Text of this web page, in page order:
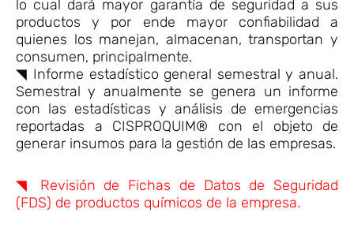
lo cual dará mayor garantía de seguridad a sus
productos y por ende mayor confiabilidad a
quienes los manejan, almacenan, transportan y
consumen, principalmente.
◥ Informe estadístico general semestral y anual.
Semestral y anualmente se genera un informe
con las estadísticas y análisis de emergencias
reportadas a CISPROQUIM® con el objeto de
generar insumos para la gestión de las empresas.
◥ Revisión de Fichas de Datos de Seguridad
(FDS) de productos químicos de la empresa.